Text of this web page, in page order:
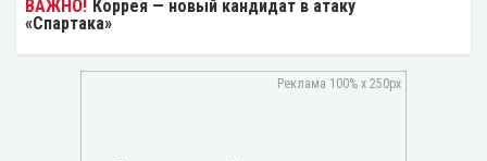
Коррея — новый кандидат в атаку
«Спартака»